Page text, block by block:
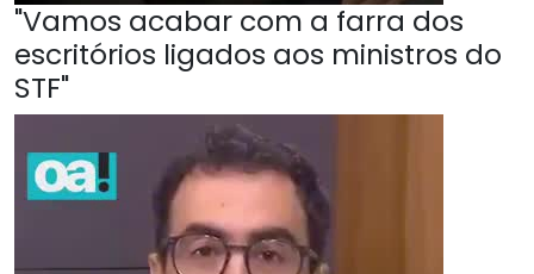
"Vamos acabar com a farra dos
escritórios ligados aos ministros do
STF"